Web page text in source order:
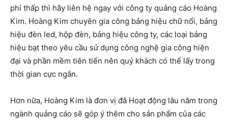
phí thấp thì hãy liên hệ ngay với công ty quảng cáo Hoàng
Kim. Hoàng Kim chuyên gia công bảng hiệu chữ nổi, bảng
hiệu đèn led, hộp đèn, bảng hiệu công ty, các loại bảng
hiệu bạt theo yêu cầu sử dụng công nghệ gia công hiện
đại và phần mềm tiên tiến nên quý khách có thể lấy trong
thời gian cực ngắn.
Hơn nữa, Hoàng Kim là đơn vị đã Hoạt động lâu năm trong
ngành quảng cáo sẽ góp ý thêm cho sản phẩm của các